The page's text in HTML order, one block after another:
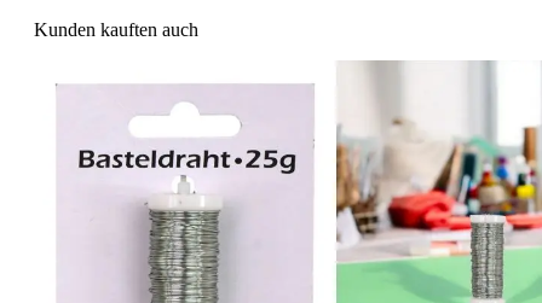
Kunden kauften auch